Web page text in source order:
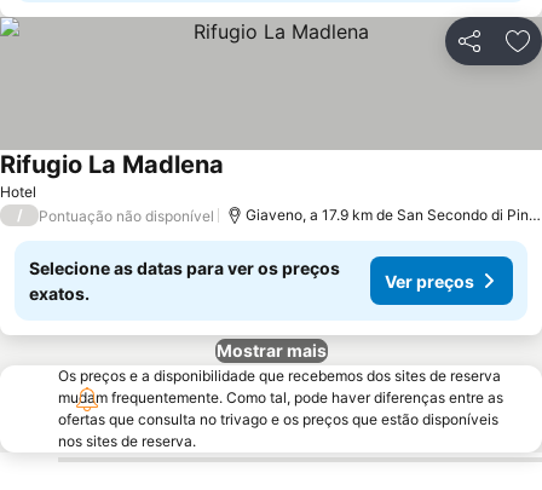
Partilhar
Hotel
Rifugio La Madlena
/ Pontuação não disponível Giaveno, a 17.9 km de San Secondo di Pinerolo
Selecione as datas para ver os preços
exatos.
Ver preços
Mostrar mais
Os preços e a disponibilidade que recebemos dos sites de reserva
mudam frequentemente. Como tal, pode haver diferenças entre as
ofertas que consulta no trivago e os preços que estão disponíveis
nos sites de reserva.